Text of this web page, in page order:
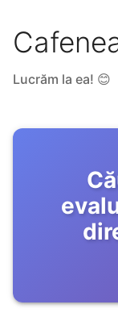
Lucrăm la ea! 😊